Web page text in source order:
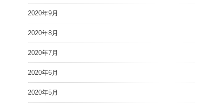
2020年9月
2020年8月
2020年7月
2020年6月
2020年5月